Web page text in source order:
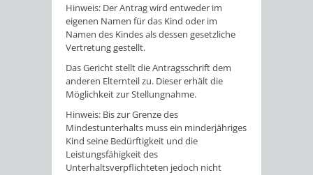
Hinweis: Der Antrag wird entweder im
eigenen Namen für das Kind oder im
Namen des Kindes als dessen gesetzliche
Vertretung gestellt.
Das Gericht stellt die Antragsschrift dem
anderen Elternteil zu. Dieser erhält die
Möglichkeit zur Stellungnahme.
Hinweis: Bis zur Grenze des
Mindestunterhalts muss ein minderjähriges
Kind seine Bedürftigkeit und die
Leistungsfähigkeit des
Unterhaltsverpflichteten jedoch nicht